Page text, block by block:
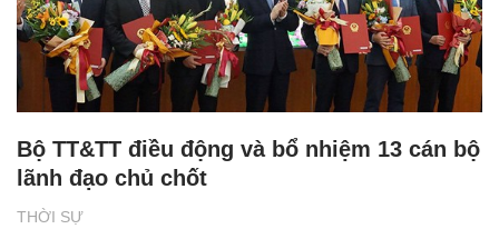
THỜI SỰ
Bộ TT&TT điều động và bổ nhiệm 13 cán bộ
lãnh đạo chủ chốt